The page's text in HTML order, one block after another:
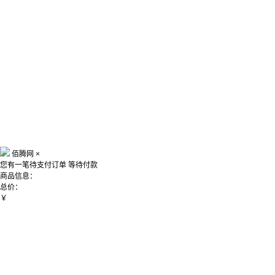
佰腾网 ×
您有一笔待支付订单 等待付款
商品信息：
总价：
￥